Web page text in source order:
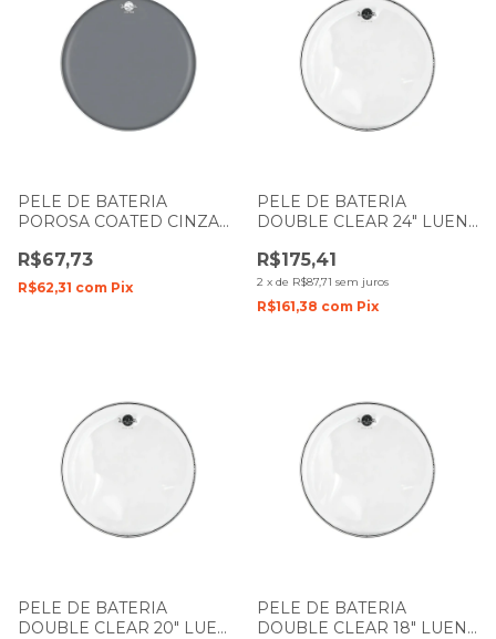
PELE DE BATERIA
POROSA COATED CINZA
PREMIUM
R$67,73
R$62,31 com Pix
PELE DE BATERIA
DOUBLE CLEAR 24" LUEN
DUPLO
R$175,41
2 x de R$87,71 sem juros
R$161,38 com Pix
PELE DE BATERIA
DOUBLE CLEAR 20" LUEN
PELE DE BATERIA
DOUBLE CLEAR 18" LUEN